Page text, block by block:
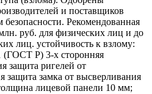
и поставщиков
Рекомендованная
руб. для физических лиц и до
лиц. устойчивость к взлому:
(ГОСТ Р) 3-х сторонняя
защита ригелей от
защита замка от высверливания
лицевой панели 10 мм;